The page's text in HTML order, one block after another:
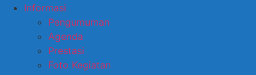
Informasi
Pengumuman
Agenda
Prestasi
Foto Kegiatan